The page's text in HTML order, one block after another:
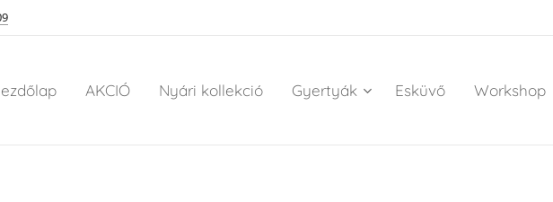
AKCIÓ Nyári kollekció Gyertyák Esküvő Workshop